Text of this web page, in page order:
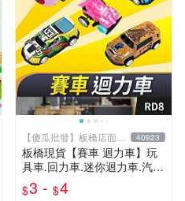
【傻瓜批發】板橋店面-
平板電腦
40923
板橋現貨【賽車 迴力車】玩
具車.回力車.迷你迴力車.汽車
玩具.可愛玩具.兒童禮物.回力
車玩具【傻瓜批發】RD8
$3 - $4